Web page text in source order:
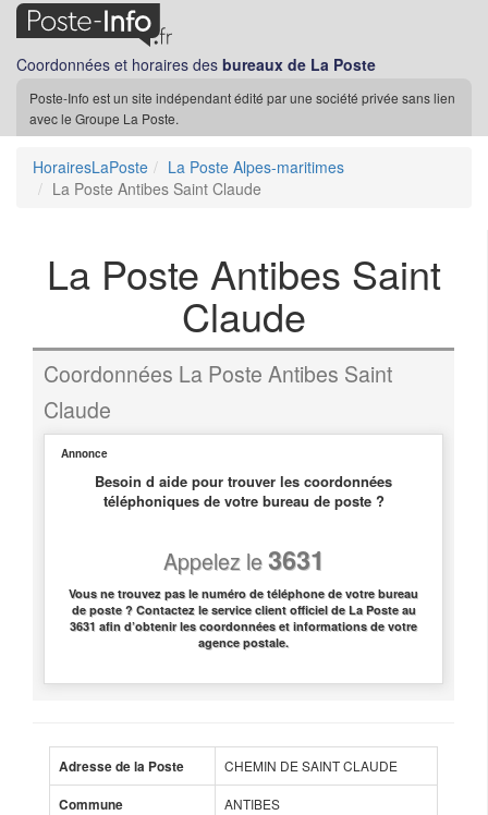
Coordonnées et horaires des bureaux de La Poste
Poste-Info est un site indépendant édité par une société privée sans lien
avec le Groupe La Poste.
HorairesLaPoste
La Poste Alpes-maritimes
La Poste Antibes Saint Claude
La Poste Antibes Saint
Claude
Coordonnées La Poste Antibes Saint
Claude
Annonce
Besoin d aide pour trouver les coordonnées
téléphoniques de votre bureau de poste ?
Appelez le3631
Vous ne trouvez pas le numéro de téléphone de votre bureau
de poste ? Contactez le service client officiel de La Poste au
3631 afin d’obtenir les coordonnées et informations de votre
agence postale.
Adresse de la Poste CHEMIN DE SAINT CLAUDE
Commune ANTIBES